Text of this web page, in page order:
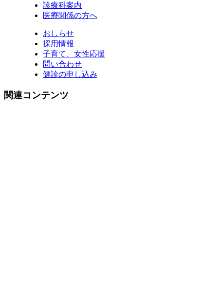
診療科案内
医療関係の方へ
おしらせ
採用情報
子育て、女性応援
問い合わせ
健診の申し込み
関連コンテンツ